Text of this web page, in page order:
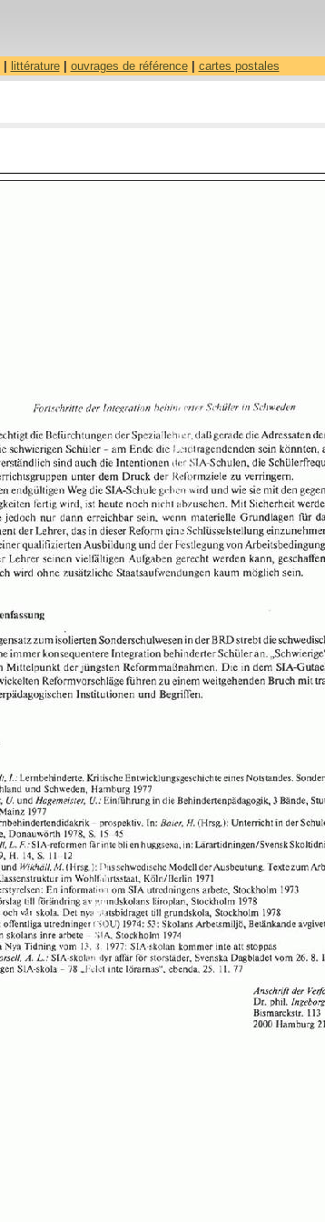
littérature| ouvrages de référence| cartes postales